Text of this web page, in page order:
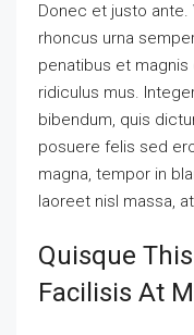
Donec et justo
rhoncus urna
penatibus et
ridiculus mus.
bibendum, quis
posuere felis sed
magna, tempor in
laoreet nisl massa,
Quisque
Facilisis At